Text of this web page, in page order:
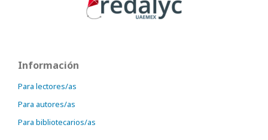
Información
Para lectores/as
Para autores/as
Para bibliotecarios/as